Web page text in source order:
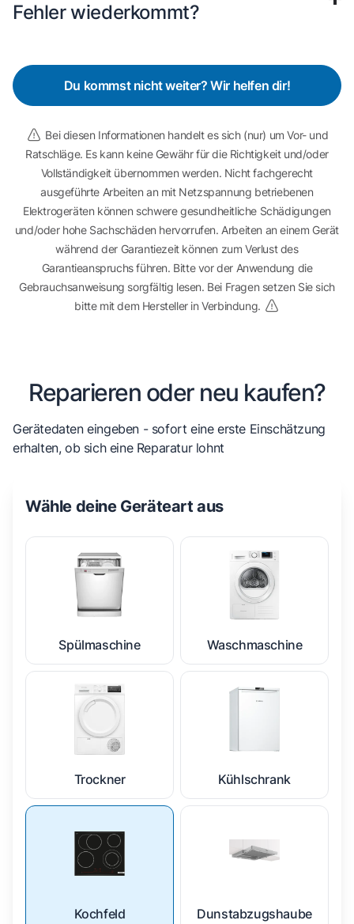
Fehler wiederkommt?
Du kommst nicht weiter? Wir helfen dir!
Bei diesen Informationen handelt es sich (nur) um Vor- und
Ratschläge. Es kann keine Gewähr für die Richtigkeit und/oder
Vollständigkeit übernommen werden. Nicht fachgerecht
ausgeführte Arbeiten an mit Netzspannung betriebenen
Elektrogeräten können schwere gesundheitliche Schädigungen
und/oder hohe Sachschäden hervorrufen. Arbeiten an einem Gerät
während der Garantiezeit können zum Verlust des
Garantieanspruchs führen. Bitte vor der Anwendung die
Gebrauchsanweisung sorgfältig lesen. Bei Fragen setzen Sie sich
bitte mit dem Hersteller in Verbindung.
Reparieren oder neu kaufen?
Gerätedaten eingeben - sofort eine erste Einschätzung
erhalten, ob sich eine Reparatur lohnt
Wähle deine Geräteart aus
Spülmaschine Waschmaschine
Trockner Kühlschrank
Kochfeld Dunstabzugshaube